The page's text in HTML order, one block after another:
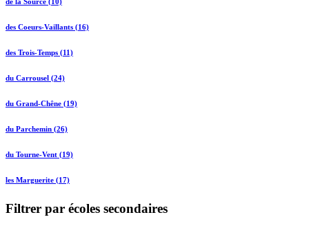
des Coeurs-Vaillants (16)
des Trois-Temps (11)
du Carrousel (24)
du Grand-Chêne (19)
du Parchemin (26)
du Tourne-Vent (19)
les Marguerite (17)
Filtrer par écoles secondaires